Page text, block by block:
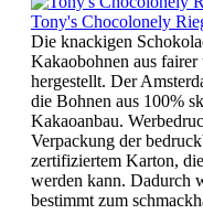
Tony's Chocolonely
Die knackigen
Kakaobohnen aus
hergestellt. Der
die Bohnen aus 100%
Kakaoanbau.
Verpackung der
zertifiziertem Karton,
werden kann. Dadurch
bestimmt zum